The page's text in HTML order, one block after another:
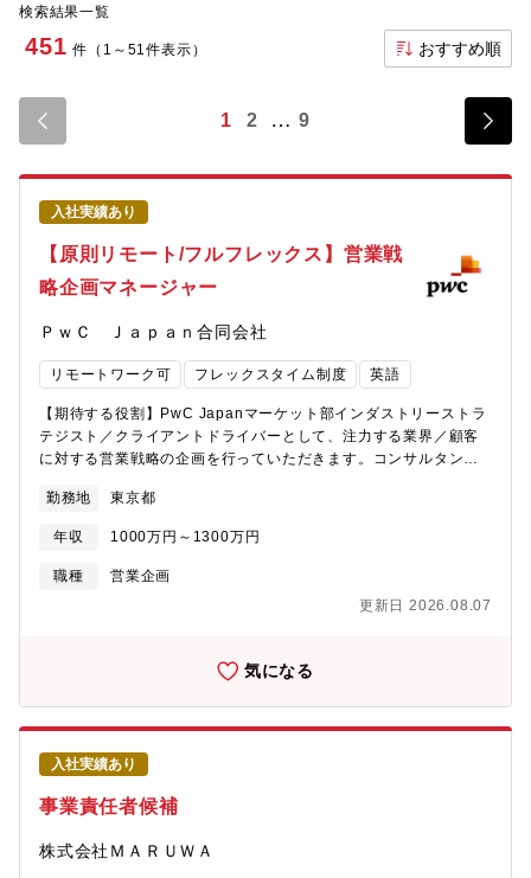
検索結果一覧
451 件（1～51件表示） おすすめ順
1 2 9
入社実績あり
【原則リモート/フルフレックス】営業戦
略企画マネージャー
ＰｗＣ Ｊａｐａｎ合同会社
リモートワーク可 フレックスタイム制度 英語
【期待する役割】PwC Japanマーケット部インダストリーストラ
テジスト／クライアントドライバーとして、注力する業界／顧客
に対する営業戦略の企画を行っていただきます。コンサルタント
リューションを提案する支援が業務となります。【おすすめポイ
ント】■PwCグローバルの業界知見、ネットワーク等を集約し、
PwC Japanグループにおけるクライアントへの業務提供の品質向
上、顧客満足度向上に繋げる業務です。■パートナークラスと連携
進めるため、PwC Japanグループ全体の成長を支える大規模かつ
く業界知見や世間に広まっていない最新トレンドを吸収できるた
め、今後のキャリアにおいても汎用性があり市場価値が高まりま
す。■リモートワーク（在宅勤務）、コア無しフレックスタイム制
度、フリーアドレス等、非常に風通しの良い、働きやすい環境で
す。【具体的な業務】■インダストリー活動インダストリー単位で
の活動支援。インダストリーリーダーの参謀として、担当業界に
おけるPwCのプレゼンスを高める営業戦略の企画推進や、対外発
信の企画推進を実施■アカウントマネジメント注力顧客を担当する
パートナー（Global Client Partner）を助け、アカウントプラン
の策定・実行支援、パイプライン・実績の管理、クライアントフ
勤務地 東京都
年収 1000万円～1300万円
職種
営業企画
更新日 2026.08.07
気になる
入社実績あり
事業責任者候補
株式会社ＭＡＲＵＷＡ